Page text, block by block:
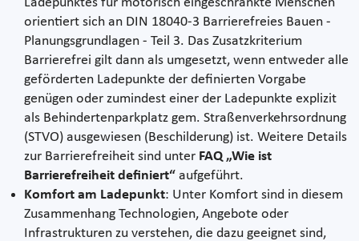
Ladepunktes für motorisch eingeschränkte Menschen
orientiert sich an DIN 18040-3 Barrierefreies Bauen -
Planungsgrundlagen - Teil 3. Das Zusatzkriterium
Barrierefrei gilt dann als umgesetzt, wenn entweder alle
geförderten Ladepunkte der definierten Vorgabe
genügen oder zumindest einer der Ladepunkte explizit
als Behindertenparkplatz gem. Straßenverkehrsordnung
(STVO) ausgewiesen (Beschilderung) ist. Weitere Details
zur Barrierefreiheit sind unter FAQ „Wie ist
Barrierefreiheit definiert“ aufgeführt.
Komfort am Ladepunkt: Unter Komfort sind in diesem
Zusammenhang Technologien, Angebote oder
Infrastrukturen zu verstehen, die dazu geeignet sind,